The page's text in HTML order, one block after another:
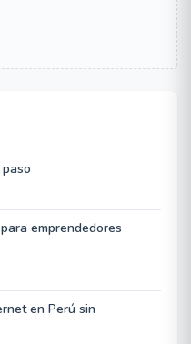
emprendedores
en Perú sin